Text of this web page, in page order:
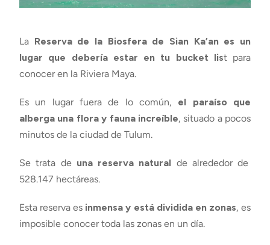
La Reserva de la Biosfera de Sian Ka’an es un
lugar que debería estar en tu bucket list para
conocer en la Riviera Maya.
Es un lugar fuera de lo común, el paraíso que
alberga una flora y fauna increíble, situado a pocos
minutos de la ciudad de Tulum.
Se trata de una reserva natural de alrededor de
528.147 hectáreas.
Esta reserva es inmensa y está dividida en zonas, es
imposible conocer toda las zonas en un día.